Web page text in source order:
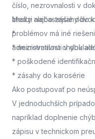
číslo, nezrovnalosti v
znaky alebo zásahy do
problémov má iné
administratívnu chybu
Medzi najčastejšie
*
* nezrovnalosti v
* poškodené
* zásahy do karosérie
Ako postupovať po
V jednoduchších
napríklad doplnenie
zápisu v technickom